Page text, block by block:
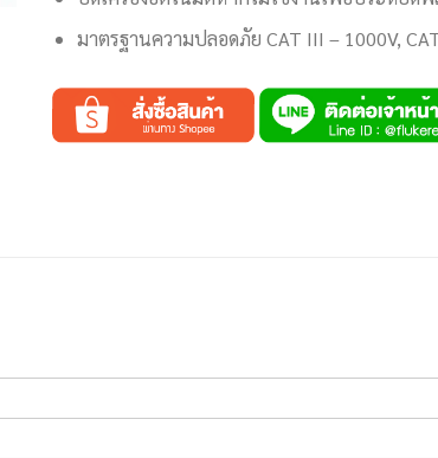
มาตรฐานความปลอดภัย CAT III – 1000V,